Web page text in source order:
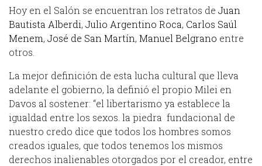
Hoy en el Salón se encuentran los retratos de Juan
Bautista Alberdi, Julio Argentino Roca, Carlos Saúl
Menem, José de San Martín, Manuel Belgrano entre
otros.
La mejor definición de esta lucha cultural que lleva
adelante el gobierno, la definió el propio Milei en
Davos al sostener: “el libertarismo ya establece la
igualdad entre los sexos. la piedra fundacional de
nuestro credo dice que todos los hombres somos
creados iguales, que todos tenemos los mismos
derechos inalienables otorgados por el creador, entre